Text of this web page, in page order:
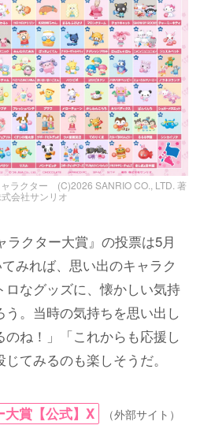
ャラクター (C)2026 SANRIO CO., LTD. 著
会社サンリオ
クター大賞』の投票は5月
みれば、思い出のキャラク
ロなグッズに、懐かしい気持
。当時の気持ちを思い出し
ね！」「これからも応援し
てみるのも楽しそうだ。
大賞【公式】X （外部サイト）